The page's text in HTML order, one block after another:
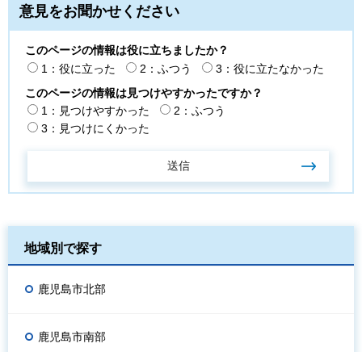
意見をお聞かせください
このページの情報は役に立ちましたか？
1：役に立った
2：ふつう
3：役に立たなかった
このページの情報は見つけやすかったですか？
1：見つけやすかった
2：ふつう
3：見つけにくかった
地域別で探す
鹿児島市北部
鹿児島市南部